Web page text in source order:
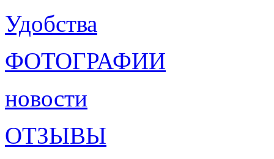
Удобства
ФОТОГРАФИИ
новости
ОТЗЫВЫ